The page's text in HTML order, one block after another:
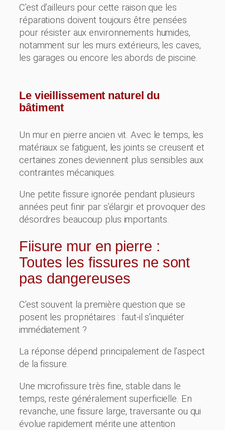
C’est d’ailleurs pour cette raison que les
réparations doivent toujours être pensées
pour résister aux environnements humides,
notamment sur les murs extérieurs, les caves,
les garages ou encore les abords de piscine.
Le vieillissement naturel du
bâtiment
Un mur en pierre ancien vit. Avec le temps, les
matériaux se fatiguent, les joints se creusent et
certaines zones deviennent plus sensibles aux
contraintes mécaniques.
Une petite fissure ignorée pendant plusieurs
années peut finir par s’élargir et provoquer des
désordres beaucoup plus importants.
Fiisure mur en pierre :
Toutes les fissures ne sont
pas dangereuses
C’est souvent la première question que se
posent les propriétaires : faut-il s’inquiéter
immédiatement ?
La réponse dépend principalement de l’aspect
de la fissure.
Une microfissure très fine, stable dans le
temps, reste généralement superficielle. En
revanche, une fissure large, traversante ou qui
évolue rapidement mérite une attention